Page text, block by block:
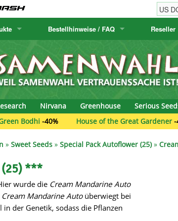
Humboldt Seed Company
Humboldt Seeds
Kalashnikov Seeds
Kannabia
K.C. Brains
krauTHCollective
La Semilla Automatica
Positronics
Prana Medical
Resin Seeds
Ripper Seeds
Samsara Seeds
Bestellhinweise / FAQ
Bestellhinweise
Versandhinweise
Reseller
E-MAIL
PASSWORT
Nirvana Greenhouse Serious
Bodhi -40% House of the Great Gardener-40%
» Sweet Seeds » Special Pack Autoflower (25)»
(25) ***
wurde die Cream Mandarine Auto
Cream Mandarine Autoüberwiegt bei
der Genetik, sodass die Pflanzen